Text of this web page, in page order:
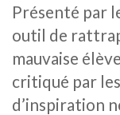
Présenté par
outil de
mauvaise
critiqué par
d’inspiration